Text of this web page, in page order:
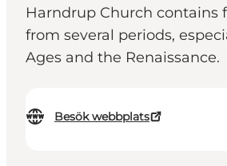
Harndrup Church contains
from several periods,
Ages and the Renaissance.
Besök webbplats